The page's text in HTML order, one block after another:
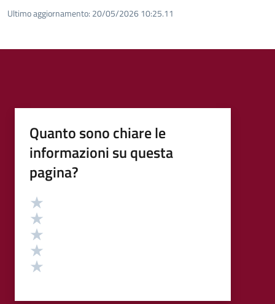
Ultimo aggiornamento: 20/05/2026 10:25.11
Quanto sono chiare le
informazioni su questa
pagina?
Valutazione